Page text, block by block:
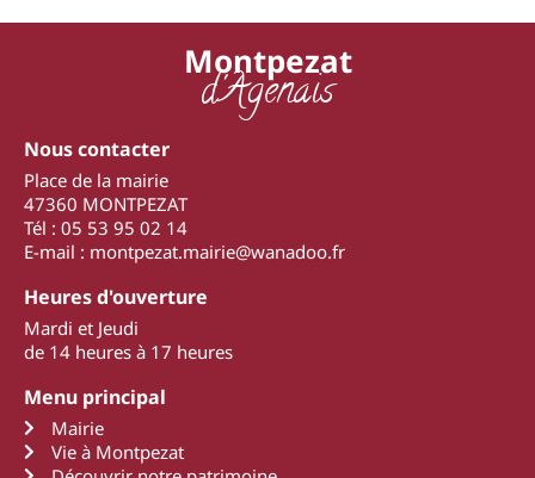
Montpezat
d'Agenais
Nous contacter
Place de la mairie
47360 MONTPEZAT
Tél : 05 53 95 02 14
E-mail : montpezat.mairie@wanadoo.fr
Heures d'ouverture
Mardi et Jeudi
de 14 heures à 17 heures
Menu principal
Mairie
Vie à Montpezat